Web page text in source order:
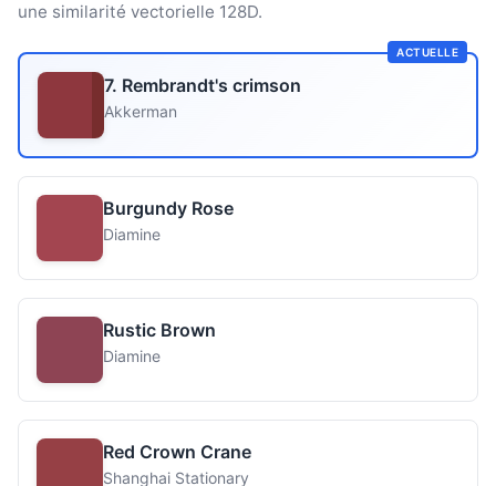
une similarité vectorielle 128D.
ACTUELLE
7. Rembrandt's crimson
Akkerman
Burgundy Rose
Diamine
Rustic Brown
Diamine
Red Crown Crane
Shanghai Stationary